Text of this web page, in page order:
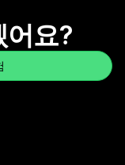
어요?